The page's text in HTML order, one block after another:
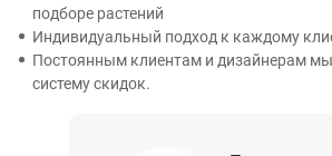
подборе растений
Индивидуальный подход к каждому
Постоянным клиентам и дизайнерам
систему скидок.